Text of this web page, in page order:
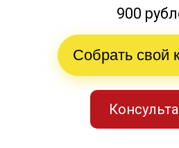
900
Собрать свой